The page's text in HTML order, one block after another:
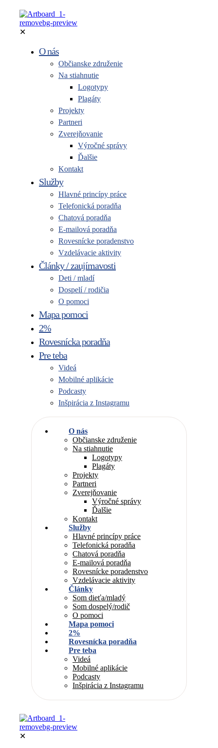
✕
O nás
Občianske združenie
Na stiahnutie
Logotypy
Plagáty
Projekty
Partneri
Zverejňovanie
Výročné správy
Ďalšie
Kontakt
Služby
Hlavné princípy práce
Telefonická poradňa
Chatová poradňa
E-mailová poradňa
Rovesnícke poradenstvo
Vzdelávacie aktivity
Články / zaujímavosti
Deti / mladí
Dospelí / rodičia
O pomoci
Mapa pomoci
2%
Rovesnícka poradňa
Pre teba
Videá
Mobilné aplikácie
Podcasty
Inšpirácia z Instagramu
O nás
Občianske združenie
Na stiahnutie
Logotypy
Plagáty
Projekty
Partneri
Zverejňovanie
Výročné správy
Ďalšie
Kontakt
Služby
Hlavné princípy práce
Telefonická poradňa
Chatová poradňa
E-mailová poradňa
Rovesnícke poradenstvo
Vzdelávacie aktivity
Články
Som dieťa/mladý
Som dospelý/rodič
O pomoci
Mapa pomoci
2%
Rovesnícka poradňa
Pre teba
Videá
Mobilné aplikácie
Podcasty
Inšpirácia z Instagramu
✕